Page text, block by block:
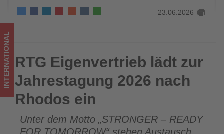
ein
-
Wissen,
was
im
Tourismus
los
23.06.2026
RTG Eigenvertrieb lädt zur Jahrestagung 2026 nach Rhodos
ein
INTERNATIONAL RTG Eigenvertrieb lädt zur
Jahrestagung 2026 nach
Rhodos ein
Unter dem Motto „STRONGER – READY